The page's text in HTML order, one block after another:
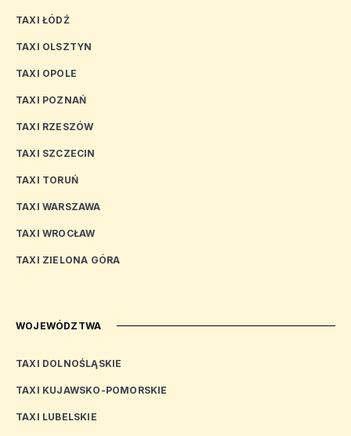
TAXI ŁÓDŹ
TAXI OLSZTYN
TAXI OPOLE
TAXI POZNAŃ
TAXI RZESZÓW
TAXI SZCZECIN
TAXI TORUŃ
TAXI WARSZAWA
TAXI WROCŁAW
TAXI ZIELONA GÓRA
WOJEWÓDZTWA
TAXI DOLNOŚLĄSKIE
TAXI KUJAWSKO-POMORSKIE
TAXI LUBELSKIE